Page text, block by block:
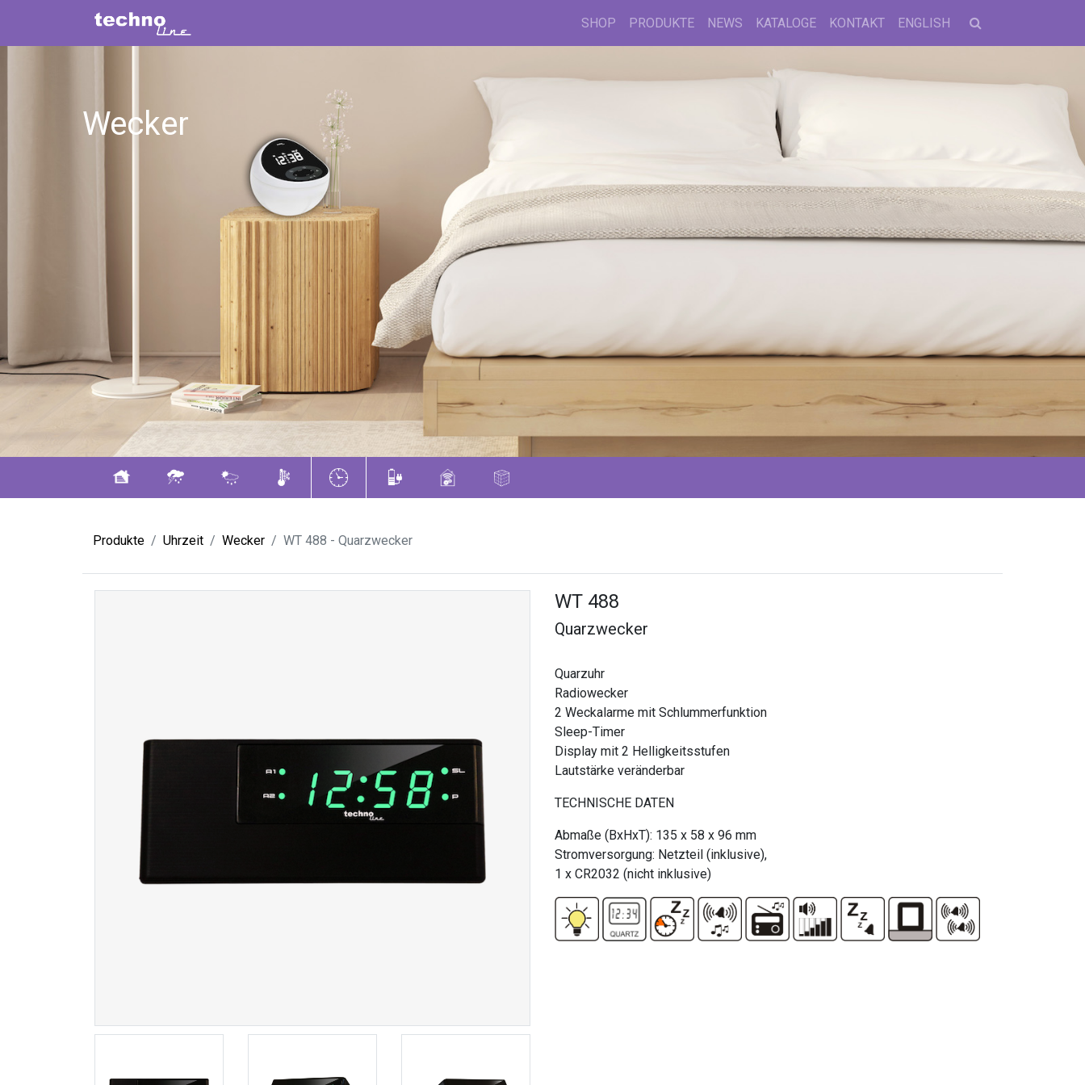
SHOP PRODUKTE NEWS KATALOGE KONTAKT ENGLISH
Wecker
Produkte Uhrzeit Wecker WT 488 - Quarzwecker
WT 488
Quarzwecker
Quarzuhr
Radiowecker
2 Weckalarme mit Schlummerfunktion
Sleep-Timer
Display mit 2 Helligkeitsstufen
Lautstärke veränderbar
TECHNISCHE DATEN
Abmaße (BxHxT): 135 x 58 x 96 mm
Stromversorgung: Netzteil (inklusive),
1 x CR2032 (nicht inklusive)